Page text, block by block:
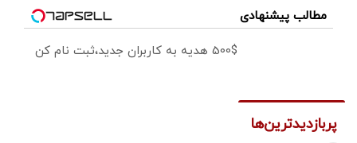
مطالب پیشنهادی
500$ هدیه به کاربران جدید،ثبت نام کن
پربازدیدترین‌ها